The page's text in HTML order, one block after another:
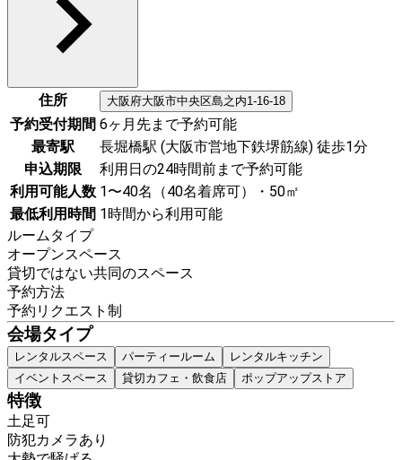
住所 大阪府大阪市中央区島之内1-16-18
予約受付期間 6ヶ月先まで予約可能
最寄駅
長堀橋駅 (大阪市営地下鉄堺筋線) 徒歩1分
申込期限
利用日の24時間前まで予約可能
利用可能人数 1〜40名（40名着席可）・50㎡
最低利用時間 1時間から利用可能
ルームタイプ
オープンスペース
貸切ではない共同のスペース
予約方法
予約リクエスト制
会場タイプ
レンタルスペース パーティールーム
レンタルキッチン
イベントスペース
貸切カフェ・飲食店 ポップアップストア
特徴
土足可
防犯カメラあり